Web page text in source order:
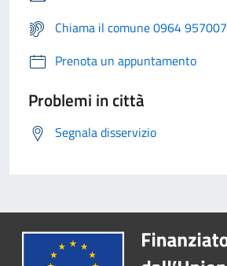
Chiama il comune 0964 957007
Prenota un appuntamento
Problemi in città
Segnala disservizio